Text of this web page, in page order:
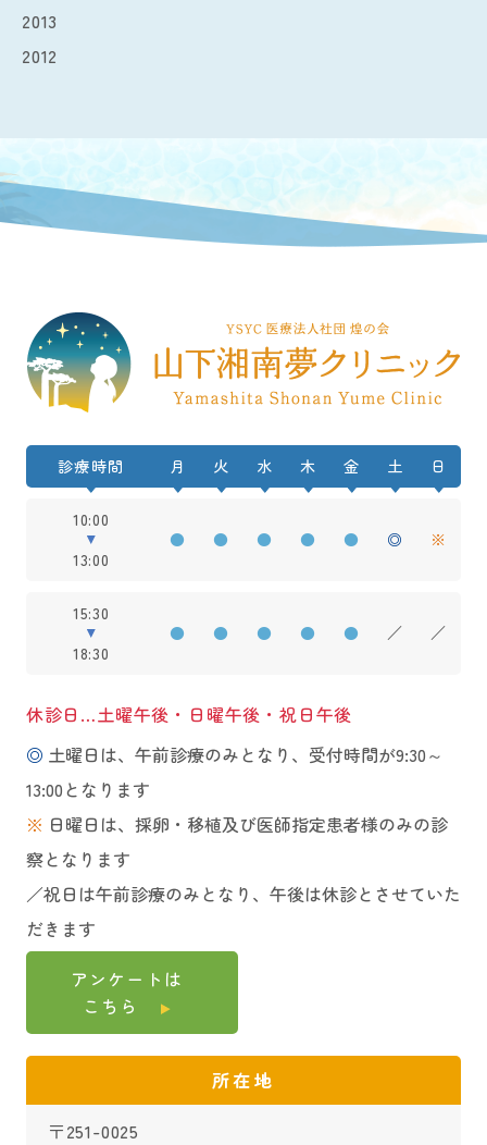
2013
2012
診療時間 月 火 水 木 金 土 日
10:00
13:00
● ● ● ● ● ◎ ※
15:30
18:30
● ● ● ● ● ／ ／
休診日…土曜午後・日曜午後・祝日午後
◎ 土曜日は、午前診療のみとなり、受付時間が9:30～
13:00となります
※ 日曜日は、採卵・移植及び医師指定患者様のみの診
察となります
／祝日は午前診療のみとなり、午後は休診とさせていた
だきます
アンケートは
こちら
所在地
〒251-0025